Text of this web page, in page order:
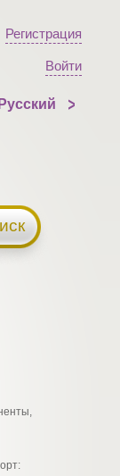
Регистрация
Войти
Русский